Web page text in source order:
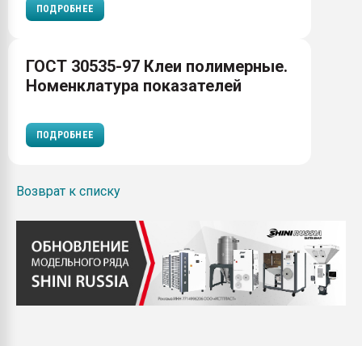
ПОДРОБНЕЕ
ГОСТ 30535-97 Клеи полимерные.
Номенклатура показателей
ПОДРОБНЕЕ
Возврат к списку